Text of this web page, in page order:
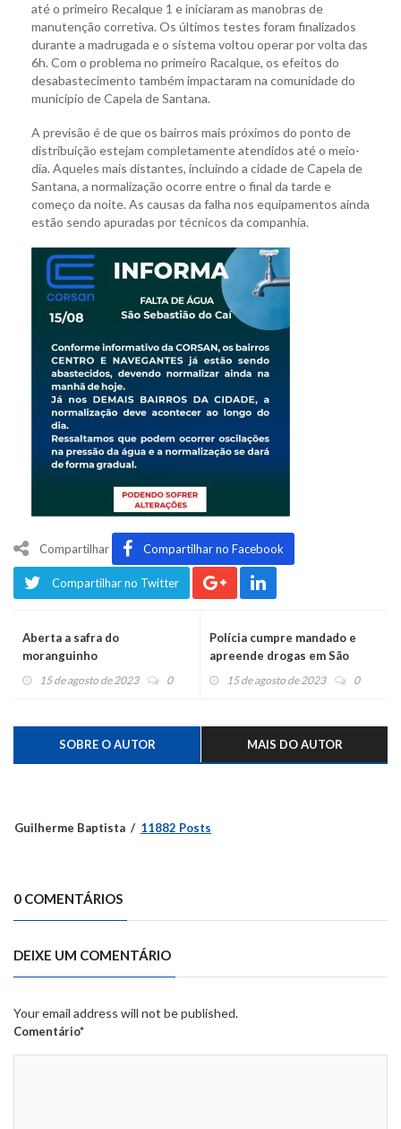
até o primeiro Recalque 1 e iniciaram as manobras de
manutenção corretiva. Os últimos testes foram finalizados
durante a madrugada e o sistema voltou operar por volta das
6h. Com o problema no primeiro Racalque, os efeitos do
desabastecimento também impactaram na comunidade do
município de Capela de Santana.
A previsão é de que os bairros mais próximos do ponto de
distribuição estejam completamente atendidos até o meio-
dia. Aqueles mais distantes, incluindo a cidade de Capela de
Santana, a normalização ocorre entre o final da tarde e
começo da noite. As causas da falha nos equipamentos ainda
estão sendo apuradas por técnicos da companhia.
Compartilhar Compartilhar no Facebook
Compartilhar no Twitter
Aberta a safra do
moranguinho
15 de agosto de 2023 0
Polícia cumpre mandado e
apreende drogas em São
Roque15 de agosto de 2023 0
SOBRE O AUTOR MAIS DO AUTOR
Guilherme Baptista 11882 Posts
0 COMENTÁRIOS
DEIXE UM COMENTÁRIO
Your email address will not be published.
Comentário*